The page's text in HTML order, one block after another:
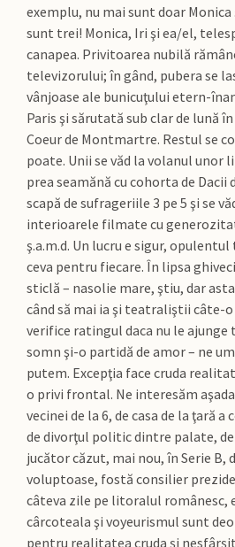
exemplu, nu mai sunt doar Monica
sunt trei! Monica, Iri şi ea/el,
canapea. Privitoarea nubilă
televizorului; în gând, pubera se
vânjoase ale bunicuţului etern-
Paris şi sărutată sub clar de lună
Coeur de Montmartre. Restul se
poate. Unii se văd la volanul unor
prea seamănă cu cohorta de
scapă de sufrageriile 3 pe 5 şi se
interioarele filmate cu
ş.a.m.d. Un lucru e sigur,
ceva pentru fiecare. În lipsa
sticlă – nasolie mare, ştiu, dar
când să mai ia şi teatraliştii câte-o
verifice ratingul daca nu le
somn şi-o partidă de amor – ne
putem. Excepţia face cruda
o privi frontal. Ne interesăm
vecinei de la 6, de casa de la ţară a
de divorţul politic dintre palate,
jucător căzut, mai nou, în Serie B,
voluptoase, fostă consilier
câteva zile pe litoralul românesc,
cârcoteala şi voyeurismul sunt
pentru realitatea cruda şi